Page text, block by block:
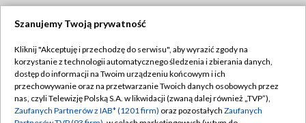
TVP
Abonament TVP
Emisja w TVP
Regulamin TVP
Polityka prywatności
Szanujemy Twoją prywatność
Kliknij "Akceptuję i przechodzę do serwisu", aby wyrazić zgody na
korzystanie z technologii automatycznego śledzenia i zbierania danych,
dostęp do informacji na Twoim urządzeniu końcowym i ich
przechowywanie oraz na przetwarzanie Twoich danych osobowych przez
nas, czyli Telewizję Polską S.A. w likwidacji (zwaną dalej również „TVP”),
Zaufanych Partnerów z IAB* (1201 firm) oraz pozostałych Zaufanych